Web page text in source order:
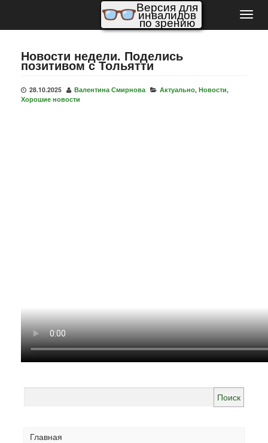
Версия для
инвалидов
по зрению
Новости недели. Поделись
позитивом с Тольятти
28.10.2025 Валентина Смирнова Актуально, Новости,
Хорошие новости
Главная